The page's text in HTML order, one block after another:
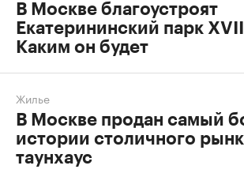
В Москве благоустроят
Екатерининский парк
Каким он будет
Жилье
В Москве продан самый
истории столичного
таунхаус